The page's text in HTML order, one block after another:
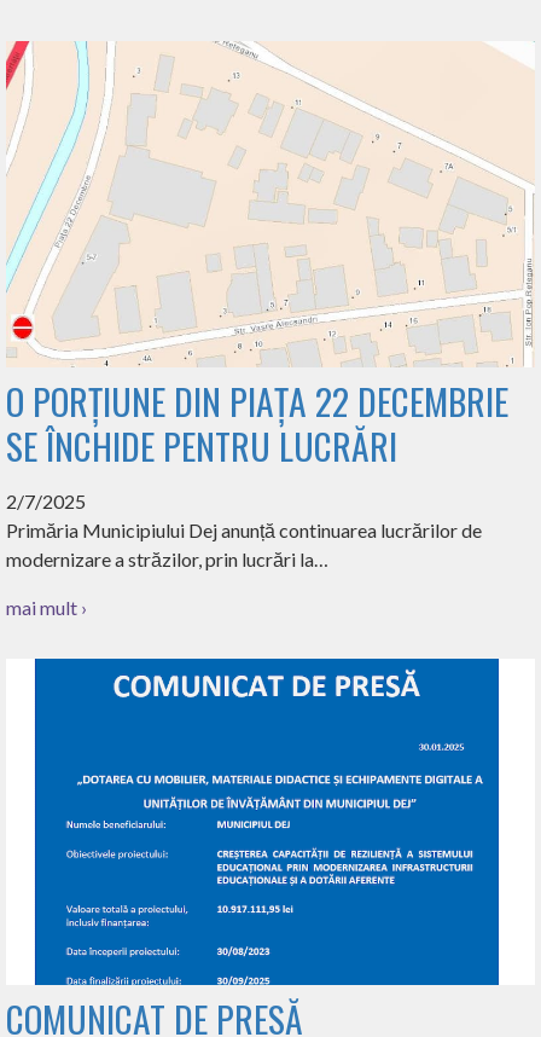
O PORȚIUNE DIN PIAȚA 22 DECEMBRIE
SE ÎNCHIDE PENTRU LUCRĂRI
2/7/2025
Primăria Municipiului Dej anunță continuarea lucrărilor de
modernizare a străzilor, prin lucrări la…
mai mult ›
COMUNICAT DE PRESĂ